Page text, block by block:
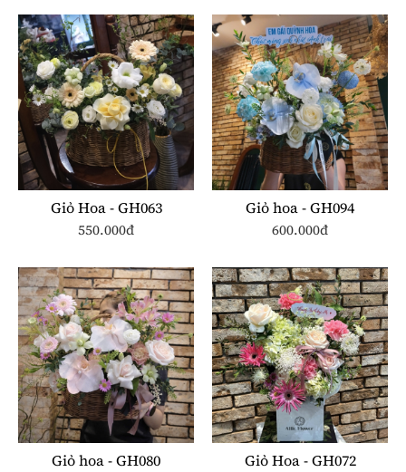
Giỏ Hoa - GH063
550.000đ
Giỏ hoa - GH094
600.000đ
Giỏ hoa - GH080 Giỏ Hoa - GH072